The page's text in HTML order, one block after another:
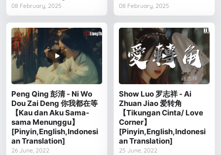
08 February, 2025 08 February, 2025
Peng Qing 彭清 - Ni Wo
Dou Zai Deng 你我都在等
【Kau dan Aku Sama-
sama Menunggu】
[Pinyin,English,Indonesi
an Translation]
26 June, 2022
Show Luo 罗志祥 - Ai
Zhuan Jiao 爱转角
【Tikungan Cinta/ Love
Corner】
[Pinyin,English,Indonesi
an Translation]
25 June, 2022